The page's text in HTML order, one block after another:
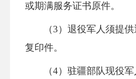
或期满服务证书原件。
（3）退役军人须提供
复印件。
（4）驻疆部队现役